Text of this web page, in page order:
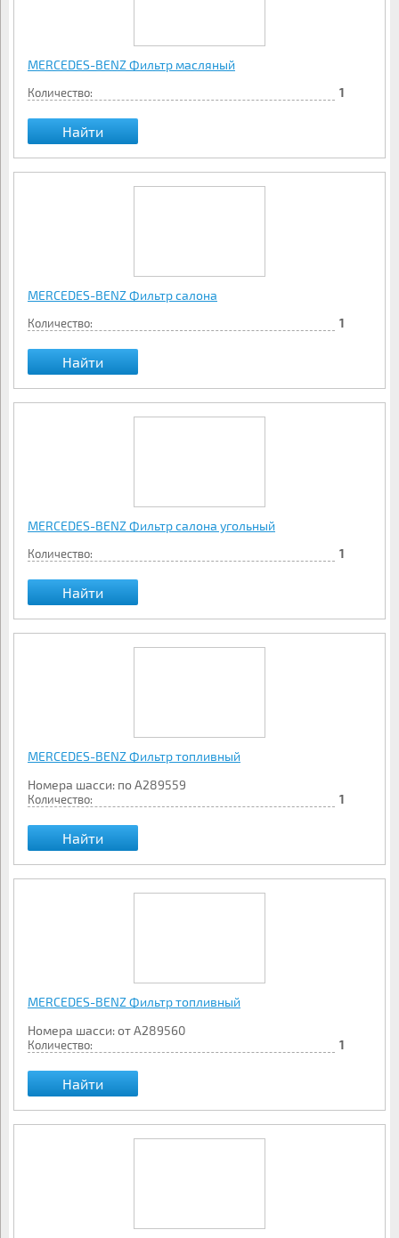
MERCEDES-BENZ Фильтр масляный
Количество: 1
Найти
MERCEDES-BENZ Фильтр салона
Количество: 1
Найти
MERCEDES-BENZ Фильтр салона угольный
Количество: 1
Найти
MERCEDES-BENZ Фильтр топливный
Номера шасси: по A289559
Количество: 1
Найти
MERCEDES-BENZ Фильтр топливный
Номера шасси: от A289560
Количество: 1
Найти